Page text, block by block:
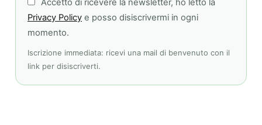
Accetto di ricevere la newsletter, ho letto la
Privacy Policy e posso disiscrivermi in ogni
momento.
Iscrizione immediata: ricevi una mail di benvenuto con il
link per disiscriverti.